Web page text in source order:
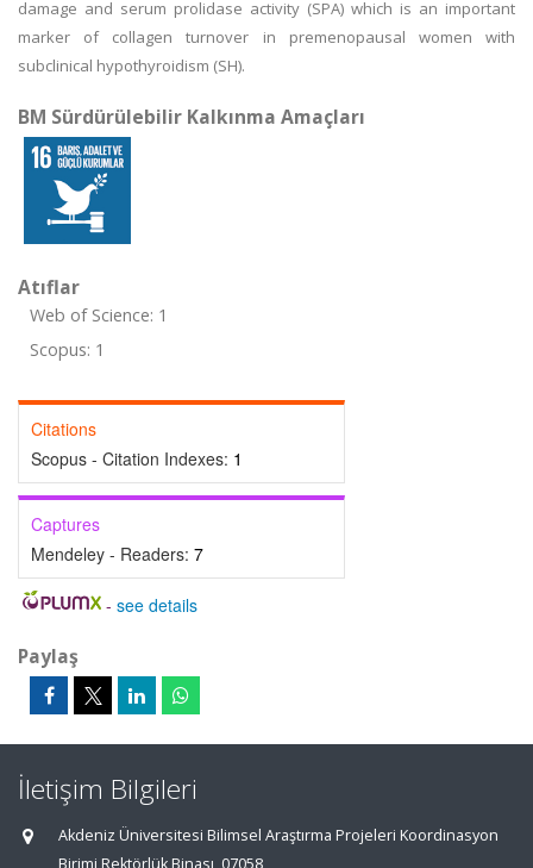
damage and serum prolidase activity (SPA) which is an important
marker of collagen turnover in premenopausal women with
subclinical hypothyroidism (SH).
BM Sürdürülebilir Kalkınma Amaçları
Atıflar
Web of Science: 1
Scopus: 1
Citations
Scopus - Citation Indexes: 1
Captures
Mendeley - Readers: 7
- see details
Paylaş
İletişim Bilgileri
Akdeniz Üniversitesi Bilimsel Araştırma Projeleri Koordinasyon
Birimi Rektörlük Binası, 07058